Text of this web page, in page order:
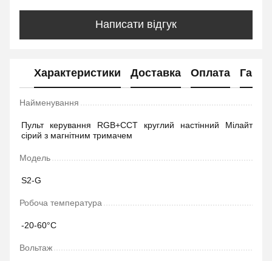
Написати відгук
Характеристики Доставка Оплата
Найменування
Пульт керування RGB+CCT круглий настінний Мілайт
сірий з магнітним тримачем
Модель
S2-G
Робоча температура
-20-60°C
Вольтаж